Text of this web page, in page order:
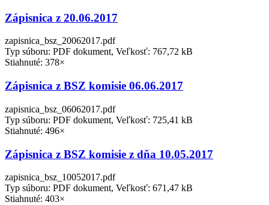
Zápisnica z 20.06.2017
zapisnica_bsz_20062017.pdf
Typ súboru: PDF dokument, Veľkosť: 767,72 kB
Stiahnuté: 378×
Zápisnica z BSZ komisie 06.06.2017
zapisnica_bsz_06062017.pdf
Typ súboru: PDF dokument, Veľkosť: 725,41 kB
Stiahnuté: 496×
Zápisnica z BSZ komisie z dňa 10.05.2017
zapisnica_bsz_10052017.pdf
Typ súboru: PDF dokument, Veľkosť: 671,47 kB
Stiahnuté: 403×